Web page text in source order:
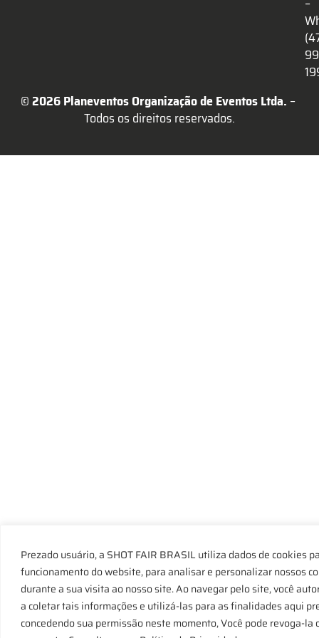
Prezado usuário, a SHOT FAIR BRASIL utiliza dados de cookies
funcionamento do website, para analisar e personalizar nossos
durante a sua visita ao nosso site. Ao navegar pelo site, você
a coletar tais informações e utilizá-las para as finalidades aqui
concedendo sua permissão neste momento, Você pode revoga-
© 2026 Planeventos Organização de Eventos Ltda. –
Todos os direitos reservados.